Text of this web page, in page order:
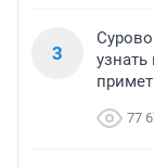
3
77